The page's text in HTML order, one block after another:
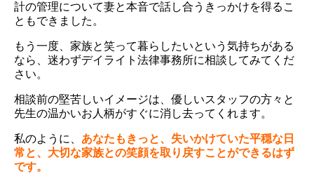
計の管理について妻と本音で話し合うきっかけを得るこ
ともできました。
もう一度、家族と笑って暮らしたいという気持ちがある
なら、迷わずデイライト法律事務所に相談してみてくだ
さい。
相談前の堅苦しいイメージは、優しいスタッフの方々と
先生の温かいお人柄がすぐに消し去ってくれます。
私のように、 あなたもきっと、失いかけていた平穏な日
常と、大切な家族との笑顔を取り戻すことができるはず
です。